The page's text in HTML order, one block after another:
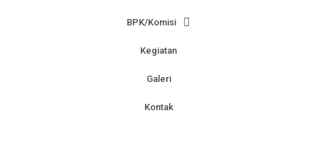
BPK/Komisi
Kegiatan
Galeri
Kontak